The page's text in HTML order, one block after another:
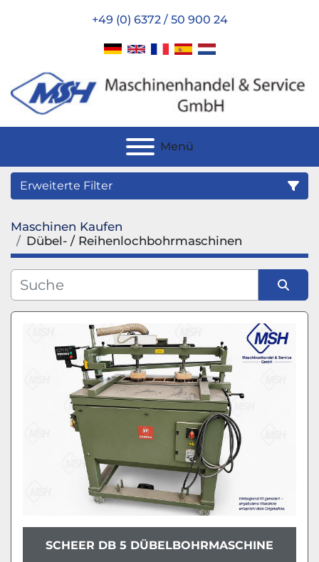
+49 (0) 6372 / 50 900 24
Menü
Erweiterte Filter
Kategorie
Hersteller
Zustand
Maschinen Kaufen
Dübel- / Reihenlochbohrmaschinen
Sortieren nach
SCHEER DB 5 DÜBELBOHRMASCHINE